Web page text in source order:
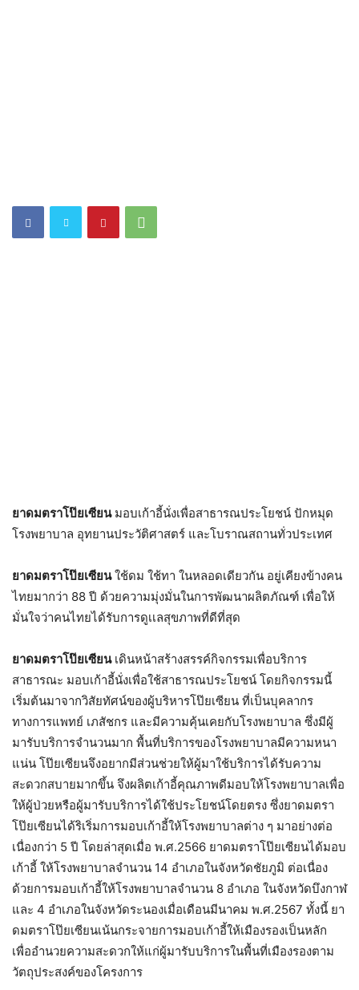
ยาดมตราโป๊ยเซียนมอบเก้าอี้นั่งเพื่อสาธารณประโยชน์ ปักหมุด
โรงพยาบาล อุทยานประวัติศาสตร์ และโบราณสถานทั่วประเทศ
ยาดมตราโป๊ยเซียนใช้ดม ใช้ทา ในหลอดเดียวกัน อยู่เคียงข้างคน
ไทยมากว่า 88 ปี ด้วยความมุ่งมั่นในการพัฒนาผลิตภัณฑ์ เพื่อให้
มั่นใจว่าคนไทยได้รับการดูเเลสุขภาพที่ดีที่สุด
ยาดมตราโป๊ยเซียนเดินหน้าสร้างสรรค์กิจกรรมเพื่อบริการ
สาธารณะ มอบเก้าอี้นั่งเพื่อใช้สาธารณประโยชน์ โดยกิจกรรมนี้
เริ่มต้นมาจากวิสัยทัศน์ของผู้บริหารโป๊ยเซียน ที่เป็นบุคลากร
ทางการแพทย์ เภสัชกร และมีความคุ้นเคยกับโรงพยาบาล ซึ่งมีผู้
มารับบริการจำนวนมาก พื้นที่บริการของโรงพยาบาลมีความหนา
แน่น โป๊ยเซียนจึงอยากมีส่วนช่วยให้ผู้มาใช้บริการได้รับความ
สะดวกสบายมากขึ้น จึงผลิตเก้าอี้คุณภาพดีมอบให้โรงพยาบาลเพื่อ
ให้ผู้ป่วยหรือผู้มารับบริการได้ใช้ประโยชน์โดยตรง ซึ่งยาดมตรา
โป๊ยเซียนได้ริเริ่มการมอบเก้าอี้ให้โรงพยาบาลต่าง ๆ มาอย่างต่อ
เนื่องกว่า 5 ปี โดยล่าสุดเมื่อ พ.ศ.2566 ยาดมตราโป๊ยเซียนได้มอบ
เก้าอี้ ให้โรงพยาบาลจำนวน 14 อำเภอในจังหวัดชัยภูมิ ต่อเนื่อง
ด้วยการมอบเก้าอี้ให้โรงพยาบาลจำนวน 8 อำเภอ ในจังหวัดบึงกาฬ
และ 4 อำเภอในจังหวัดระนองเมื่อเดือนมีนาคม พ.ศ.2567 ทั้งนี้ ยา
ดมตราโป๊ยเซียนเน้นกระจายการมอบเก้าอี้ให้เมืองรองเป็นหลัก
เพื่ออำนวยความสะดวกให้แก่ผู้มารับบริการในพื้นที่เมืองรองตาม
วัตถุประสงค์ของโครงการ